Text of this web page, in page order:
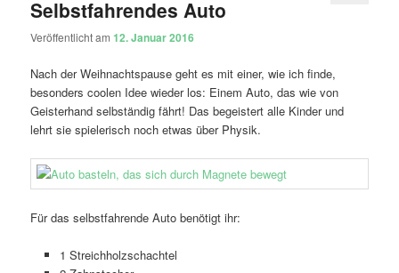
Selbstfahrendes Auto
Veröffentlicht am12. Januar 2016
Nach der Weihnachtspause geht es mit einer, wie ich finde,
besonders coolen Idee wieder los: Einem Auto, das wie von
Geisterhand selbständig fährt! Das begeistert alle Kinder und
lehrt sie spielerisch noch etwas über Physik.
Für das selbstfahrende Auto benötigt ihr:
1 Streichholzschachtel